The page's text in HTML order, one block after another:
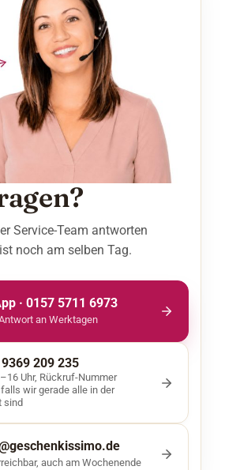
Service-Team antworten
noch am selben Tag.
· 0157 5711 6973
an Werktagen
209 235
Uhr, Rückruf-Nummer
wir gerade alle in der
sind
auch am Wochenende